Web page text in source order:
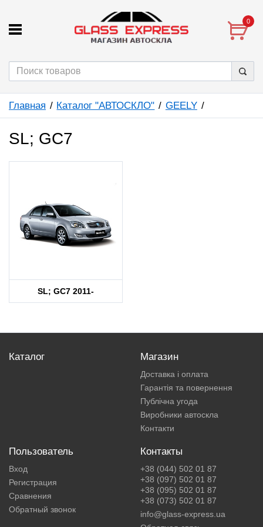
0
Главная Каталог "АВТОСКЛО" GEELY
SL; GC7
SL; GC7 2011-
Каталог Магазин
Доставка і оплата
Гарантія та повернення
Публічна угода
Виробники автоскла
Контакти
Пользователь
Вход
Регистрация
Сравнения
Обратный звонок
Контакты
+38 (044) 502 01 87
+38 (097) 502 01 87
+38 (095) 502 01 87
+38 (073) 502 01 87
info@glass-express.ua